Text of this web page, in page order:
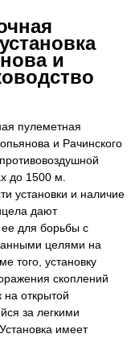
и
пулеметная
и Рачинского
до 1500 м.
установки и наличие
дают
ее для борьбы с
целями на
того, установку
скоплений
на открытой
за легкими
имеет